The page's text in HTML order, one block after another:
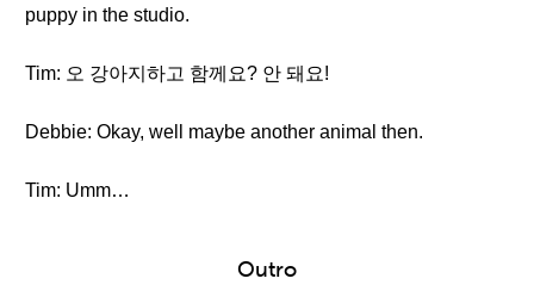
puppy in the studio.
Tim: 오 강아지하고 함께요? 안 돼요!
Debbie: Okay, well maybe another animal then.
Tim: Umm…
Outro